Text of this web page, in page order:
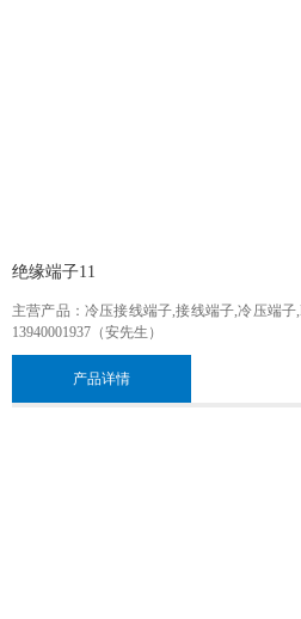
绝缘端子11
主营产品：冷压接线端子,接线端子,冷压端子
13940001937（安先生）
产品详情